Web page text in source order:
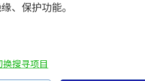
、保护功能。
搜寻项目